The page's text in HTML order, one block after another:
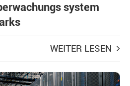
system
WEITER LESEN